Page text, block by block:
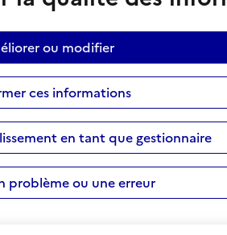
ou modifier
ces informations
en tant que gestionnaire
problème ou une erreur